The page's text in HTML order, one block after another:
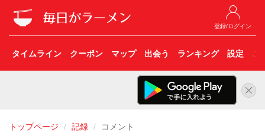
登録/ログイン
タイムライン クーポン マップ 出会う ランキング 設定 こ
トップページ 記録 コメント